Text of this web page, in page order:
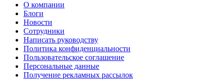
О компании
Блоги
Новости
Сотрудники
Написать руководству
Политика конфиденциальности
Пользовательское соглашение
Персональные данные
Получение рекламных рассылок